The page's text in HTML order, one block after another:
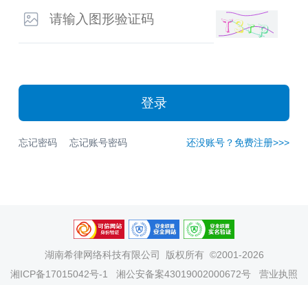
登录
忘记密码 忘记账号密码 还没账号？免费注册>>>
湖南希律网络科技有限公司
版权所有 ©2001-2026
湘ICP备17015042号-1
湘公安备案43019002000672号
营业执照